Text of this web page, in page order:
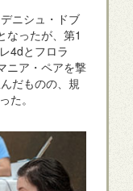
ニシュ・ドブ
なったが、第1
4dとフロラ
ニア・ペアを撃
だものの、規
た。